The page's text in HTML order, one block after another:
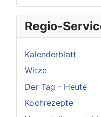
Regio-
Kalenderblatt
Witze
Der Tag - Heute
Kochrezepte